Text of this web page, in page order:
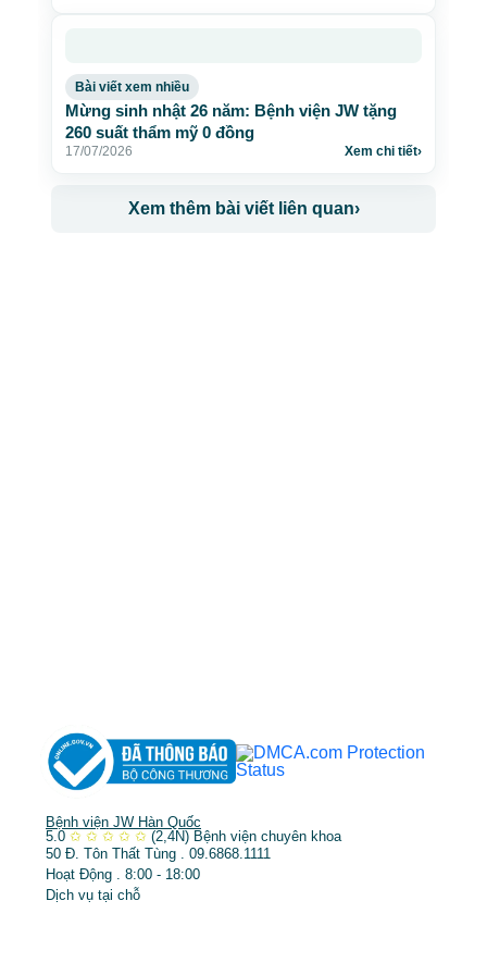
Bài viết xem nhiều
Mừng sinh nhật 26 năm: Bệnh viện JW tặng
260 suất thẩm mỹ 0 đồng
17/07/2026 Xem chi tiết›
Xem thêm bài viết liên quan›
Bệnh viện JW Hàn Quốc
5.0 ✩ ✩ ✩ ✩ ✩ (2,4N) Bệnh viện chuyên khoa
50 Đ. Tôn Thất Tùng . 09.6868.1111
Hoạt Động . 8:00 - 18:00
Dịch vụ tại chỗ